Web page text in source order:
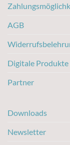
AGB
Digitale Produkte
Partner
Downloads
Newsletter